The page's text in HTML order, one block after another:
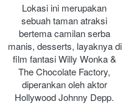
Lokasi ini merupakan
sebuah taman atraksi
bertema camilan serba
manis, desserts, layaknya di
film fantasi Willy Wonka &
The Chocolate Factory,
diperankan oleh aktor
Hollywood Johnny Depp.